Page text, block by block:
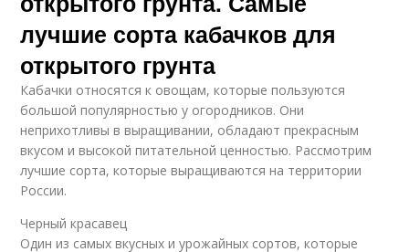
лучшие сорта кабачков для
открытого грунта
Кабачки относятся к овощам, которые пользуются
большой популярностью у огородников. Они
неприхотливы в выращивании, обладают прекрасным
вкусом и высокой питательной ценностью. Рассмотрим
лучшие сорта, которые выращиваются на территории
России.
Черный красавец
Один из самых вкусных и урожайных сортов, которые